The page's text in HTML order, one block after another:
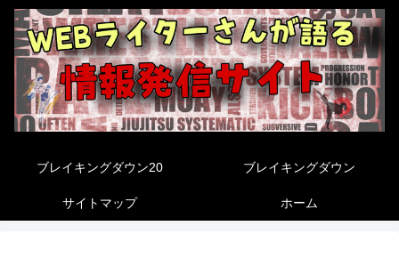
ブレイキングダウン20 ブレイキングダウン
サイトマップ ホーム